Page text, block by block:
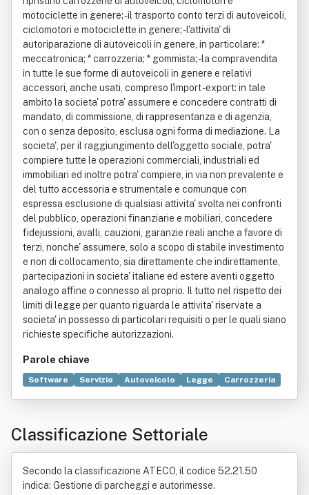
motociclette in genere; - il trasporto conto terzi di autoveicoli,
ciclomotori e motociclette in genere; - l'attivita' di
autoriparazione di autoveicoli in genere, in particolare: *
meccatronica; * carrozzeria; * gommista; - la compravendita
in tutte le sue forme di autoveicoli in genere e relativi
accessori, anche usati, compreso l'import - export: in tale
ambito la societa' potra' assumere e concedere contratti di
mandato, di commissione, di rappresentanza e di agenzia,
con o senza deposito, esclusa ogni forma di mediazione. La
societa', per il raggiungimento dell'oggetto sociale, potra'
compiere tutte le operazioni commerciali, industriali ed
immobiliari ed inoltre potra' compiere, in via non prevalente e
del tutto accessoria e strumentale e comunque con
espressa esclusione di qualsiasi attivita' svolta nei confronti
del pubblico, operazioni finanziarie e mobiliari, concedere
fidejussioni, avalli, cauzioni, garanzie reali anche a favore di
terzi, nonche' assumere, solo a scopo di stabile investimento
e non di collocamento, sia direttamente che indirettamente,
partecipazioni in societa' italiane ed estere aventi oggetto
analogo affine o connesso al proprio. Il tutto nel rispetto dei
limiti di legge per quanto riguarda le attivita' riservate a
societa' in possesso di particolari requisiti o per le quali siano
richieste specifiche autorizzazioni.
Parole chiave
Software Servizio Autoveicolo Legge
Carrozzeria
Mare
Porto Produzione Trasporto
Classificazione Settoriale
Secondo la classificazione ATECO, il codice 52.21.50
indica: Gestione di parcheggi e autorimesse.